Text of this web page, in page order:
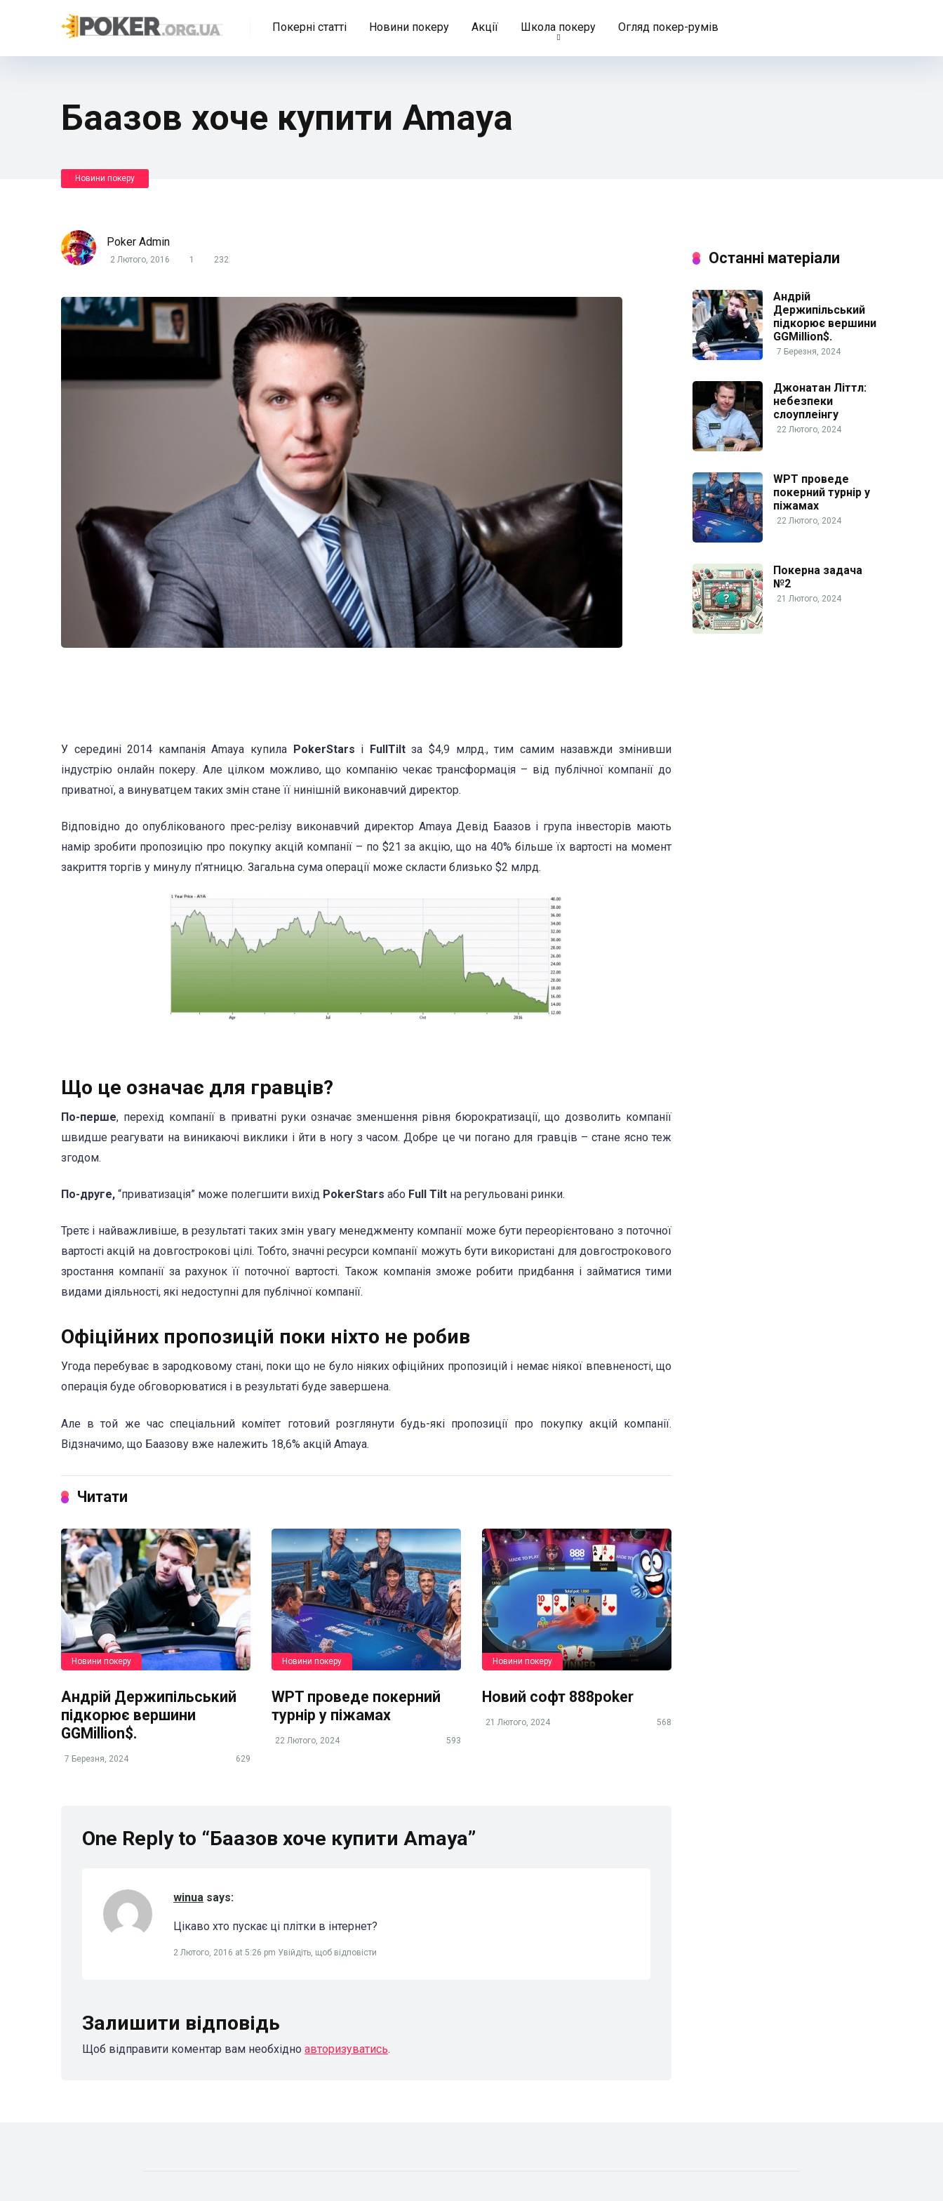
Покерні статті Новини покеру Акції Школа покеру Огляд покер-румів
Баазов хоче купити Amaya
Новини покеру
Poker Admin
2 Лютого, 2016 1 232
У середині 2014 кампанія Amaya купила PokerStars і FullTiltза $4,9 млрд., тим самим назавжди змінивши
індустрію онлайн покеру. Але цілком можливо, що компанію чекає трансформація – від публічної компанії до
приватної, а винуватцем таких змін стане її нинішній виконавчий директор.
Відповідно до опублікованого прес-релізу виконавчий директор Amaya Девід Баазов і група інвесторів мають
намір зробити пропозицію про покупку акцій компанії – по $21 за акцію, що на 40% більше їх вартості на момент
закриття торгів у минулу п’ятницю. Загальна сума операції може скласти близько $2 млрд.
Що це означає для гравців?
По-перше, перехід компанії в приватні руки означає зменшення рівня бюрократизації, що дозволить компанії
швидше реагувати на виникаючі виклики і йти в ногу з часом. Добре це чи погано для гравців – стане ясно теж
згодом.
По-друге, “приватизація” може полегшити вихід PokerStars або Full Tilt на регульовані ринки.
Третє і найважливіше, в результаті таких змін увагу менеджменту компанії може бути переорієнтовано з поточної
вартості акцій на довгострокові цілі. Тобто, значні ресурси компанії можуть бути використані для довгострокового
зростання компанії за рахунок її поточної вартості. Також компанія зможе робити придбання і займатися тими
видами діяльності, які недоступні для публічної компанії.
Офіційних пропозицій поки ніхто не робив
Угода перебуває в зародковому стані, поки що не було ніяких офіційних пропозицій і немає ніякої впевненості, що
операція буде обговорюватися і в результаті буде завершена.
Але в той же час спеціальний комітет готовий розглянути будь-які пропозиції про покупку акцій компанії.
Відзначимо, що Баазову вже належить 18,6% акцій Amaya.
Читати
Новини покеру
Андрій Держипільський
підкорює вершини
GGMillion$.
7 Березня, 2024 629
Новини покеру
WPT проведе покерний
турнір у піжамах
22 Лютого, 2024 593
Новини покеру
Новий софт 888poker
21 Лютого, 2024 568
One Reply to “Баазов хоче купити Amaya”
winua says:
Цікаво хто пускає ці плітки в інтернет?
2 Лютого, 2016 at 5:26 pm Увійдіть, щоб відповісти
Залишити відповідь
Щоб відправити коментар вам необхідно авторизуватись.
Останні матеріали
Андрій
Держипільський
підкорює вершини
GGMillion$.
7 Березня, 2024
Джонатан Літтл:
небезпеки
слоуплеінгу
22 Лютого, 2024
WPT проведе
покерний турнір у
піжамах
22 Лютого, 2024
Покерна задача
№2
21 Лютого, 2024